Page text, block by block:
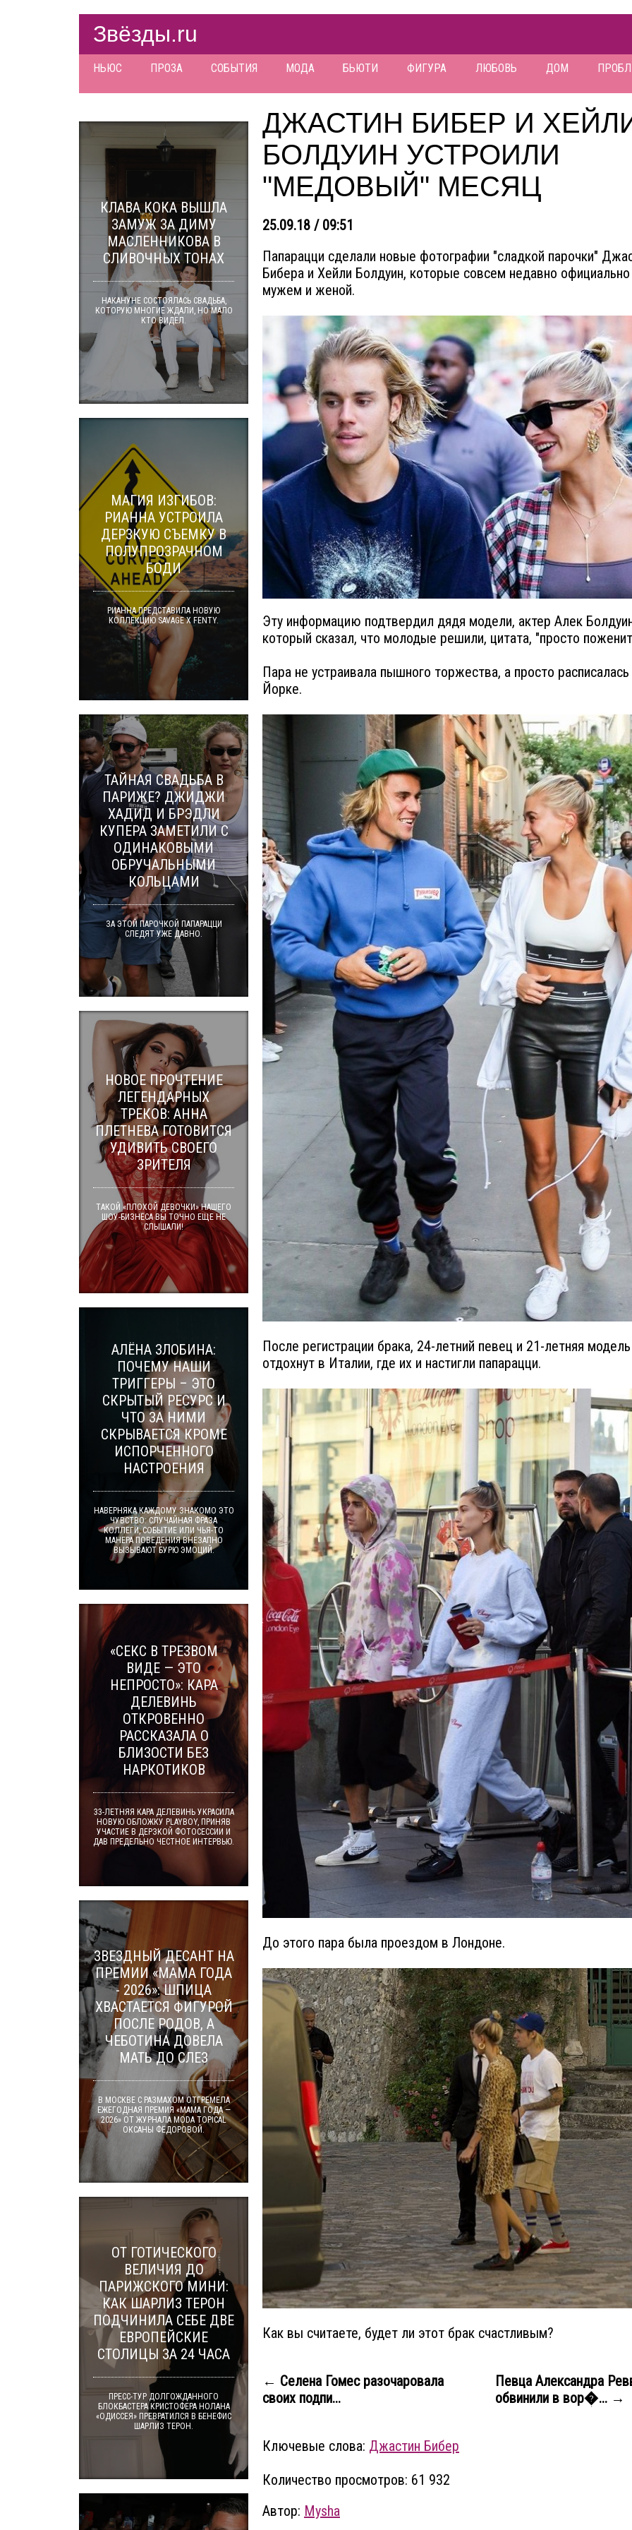
Звёзды.ru
НЬЮС ПРОЗА СОБЫТИЯ МОДА БЬЮТИ ФИГУРА ЛЮБОВЬ ДОМ
ДЖАСТИН БИБЕР И
БОЛДУИН УСТРОИЛИ
"МЕДОВЫЙ" МЕСЯЦ
25.09.18 / 09:51
Папарацци сделали новые фотографии "сладкой парочки"
Бибера и Хейли Болдуин, которые совсем недавно официально
мужем и женой.
Эту информацию подтвердил дядя модели, актер Алек
который сказал, что молодые решили, цитата, "просто
Пара не устраивала пышного торжества, а просто
Йорке.
После регистрации брака, 24-летний певец и 21-летняя
отдохнут в Италии, где их и настигли папарацци.
До этого пара была проездом в Лондоне.
Как вы считаете, будет ли этот брак счастливым?
← Селена Гомес разочаровала
своих подпи...
Певца Александра
обвинили в вор�... →
Ключевые слова: Джастин Бибер
Количество просмотров: 61 932
Автор: Mysha
КЛАВА КОКА ВЫШЛА
ЗАМУЖ ЗА ДИМУ
МАСЛЕННИКОВА В
СЛИВОЧНЫХ ТОНАХ
НАКАНУНЕ СОСТОЯЛАСЬ СВАДЬБА,
КОТОРУЮ МНОГИЕ ЖДАЛИ, НО МАЛО
КТО ВИДЕЛ.
МАГИЯ ИЗГИБОВ:
РИАННА УСТРОИЛА
ДЕРЗКУЮ СЪЕМКУ В
ПОЛУПРОЗРАЧНОМ
БОДИ
РИАННА ПРЕДСТАВИЛА НОВУЮ
КОЛЛЕКЦИЮ SAVAGE X FENTY.
ТАЙНАЯ СВАДЬБА В
ПАРИЖЕ? ДЖИДЖИ
ХАДИД И БРЭДЛИ
КУПЕРА ЗАМЕТИЛИ С
ОДИНАКОВЫМИ
ОБРУЧАЛЬНЫМИ
КОЛЬЦАМИ
ЗА ЭТОЙ ПАРОЧКОЙ ПАПАРАЦЦИ
СЛЕДЯТ УЖЕ ДАВНО.
НОВОЕ ПРОЧТЕНИЕ
ЛЕГЕНДАРНЫХ
ТРЕКОВ: АННА
ПЛЕТНЕВА ГОТОВИТСЯ
УДИВИТЬ СВОЕГО
ЗРИТЕЛЯ
ТАКОЙ «ПЛОХОЙ ДЕВОЧКИ» НАШЕГО
ШОУ-БИЗНЕСА ВЫ ТОЧНО ЕЩЕ НЕ
СЛЫШАЛИ!
АЛЁНА ЗЛОБИНА:
ПОЧЕМУ НАШИ
ТРИГГЕРЫ – ЭТО
СКРЫТЫЙ РЕСУРС И
ЧТО ЗА НИМИ
СКРЫВАЕТСЯ КРОМЕ
ИСПОРЧЕННОГО
НАСТРОЕНИЯ
НАВЕРНЯКА КАЖДОМУ ЗНАКОМО ЭТО
ЧУВСТВО: СЛУЧАЙНАЯ ФРАЗА
КОЛЛЕГИ, СОБЫТИЕ ИЛИ ЧЬЯ-ТО
МАНЕРА ПОВЕДЕНИЯ ВНЕЗАПНО
ВЫЗЫВАЮТ БУРЮ ЭМОЦИЙ.
«СЕКС В ТРЕЗВОМ
ВИДЕ — ЭТО
НЕПРОСТО»: КАРА
ДЕЛЕВИНЬ
ОТКРОВЕННО
РАССКАЗАЛА О
БЛИЗОСТИ БЕЗ
НАРКОТИКОВ
33-ЛЕТНЯЯ КАРА ДЕЛЕВИНЬ УКРАСИЛА
НОВУЮ ОБЛОЖКУ PLAYBOY, ПРИНЯВ
УЧАСТИЕ В ДЕРЗКОЙ ФОТОСЕССИИ И
ДАВ ПРЕДЕЛЬНО ЧЕСТНОЕ ИНТЕРВЬЮ.
ЗВЕЗДНЫЙ ДЕСАНТ НА
ПРЕМИИ «МАМА ГОДА
- 2026»: ШПИЦА
ХВАСТАЕТСЯ ФИГУРОЙ
ПОСЛЕ РОДОВ, А
ЧЕБОТИНА ДОВЕЛА
МАТЬ ДО СЛЕЗ
В МОСКВЕ С РАЗМАХОМ ОТГРЕМЕЛА
ЕЖЕГОДНАЯ ПРЕМИЯ «МАМА ГОДА —
2026» ОТ ЖУРНАЛА MODA TOPICAL
ОКСАНЫ ФЁДОРОВОЙ.
ОТ ГОТИЧЕСКОГО
ВЕЛИЧИЯ ДО
ПАРИЖСКОГО МИНИ:
КАК ШАРЛИЗ ТЕРОН
ПОДЧИНИЛА СЕБЕ ДВЕ
ЕВРОПЕЙСКИЕ
СТОЛИЦЫ ЗА 24 ЧАСА
ПРЕСС-ТУР ДОЛГОЖДАННОГО
БЛОКБАСТЕРА КРИСТОФЕРА НОЛАНА
«ОДИССЕЯ» ПРЕВРАТИЛСЯ В БЕНЕФИС
ШАРЛИЗ ТЕРОН.